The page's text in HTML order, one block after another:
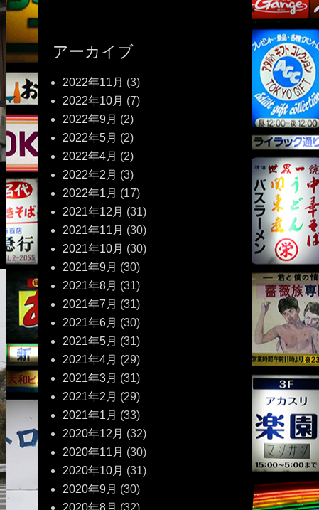
アーカイブ
2022年11月 (3)
2022年10月 (7)
2022年9月 (2)
2022年5月 (2)
2022年4月 (2)
2022年2月 (3)
2022年1月 (17)
2021年12月 (31)
2021年11月 (30)
2021年10月 (30)
2021年9月 (30)
2021年8月 (31)
2021年7月 (31)
2021年6月 (30)
2021年5月 (31)
2021年4月 (29)
2021年3月 (31)
2021年2月 (29)
2021年1月 (33)
2020年12月 (32)
2020年11月 (30)
2020年10月 (31)
2020年9月 (30)
2020年8月 (32)